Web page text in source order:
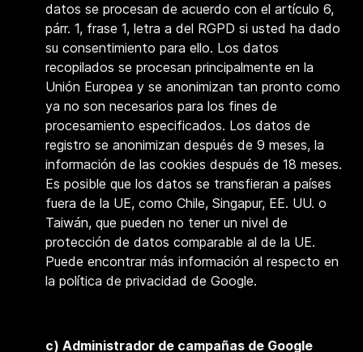
datos se procesan de acuerdo con el artículo 6,
párr. 1, frase 1, letra a del RGPD si usted ha dado
su consentimiento para ello. Los datos
recopilados se procesan principalmente en la
Unión Europea y se anonimizan tan pronto como
ya no son necesarios para los fines de
procesamiento especificados. Los datos de
registro se anonimizan después de 9 meses, la
información de las cookies después de 18 meses.
Es posible que los datos se transfieran a países
fuera de la UE, como Chile, Singapur, EE. UU. o
Taiwán, que pueden no tener un nivel de
protección de datos comparable al de la UE.
Puede encontrar más información al respecto en
la política de privacidad de Google.
c) Administrador de campañas de Google